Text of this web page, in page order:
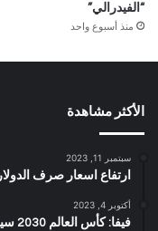
“الفيدرالي”
منذ أسبوع واحد
الأكثر مشاهدة
سبتمبر 11, 2023
ارتفاع اسعار صرف
أكتوبر 4, 2023
فيفا: كأس العالم 2030 سيكون مشترك بين المغرب وإسبانيا والبرتغال